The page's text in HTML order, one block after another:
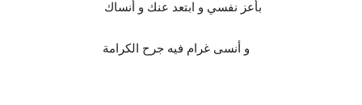
بأعز نفسي و ابتعد عنك و أنساك
و أنسى غرام فيه جرح الكرامة